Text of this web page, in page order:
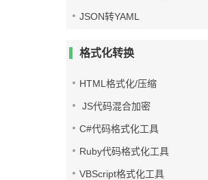
JSON转YAML
格式化转换
HTML格式化/压缩
JS代码混合加密
C#代码格式化工具
Ruby代码格式化工具
VBScript格式化工具